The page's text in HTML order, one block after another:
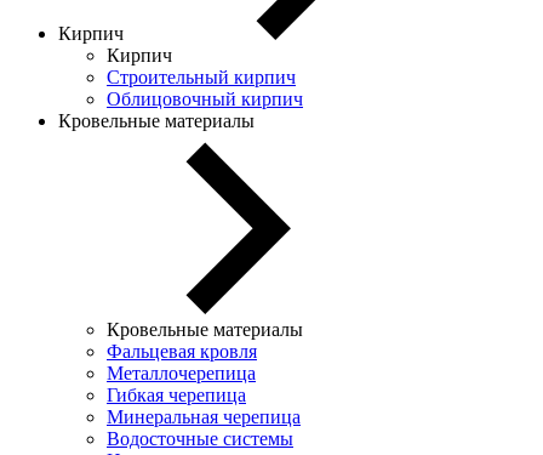
Кирпич
Кирпич
Строительный кирпич
Облицовочный кирпич
Кровельные материалы
Кровельные материалы
Фальцевая кровля
Металлочерепица
Гибкая черепица
Минеральная черепица
Водосточные системы